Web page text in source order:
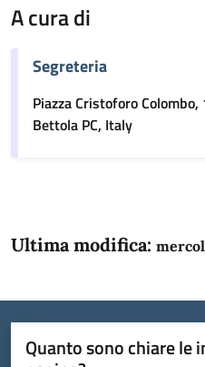
A cura di
Segreteria
Piazza Cristoforo
Bettola PC, Italy
Ultima modifica:
Quanto sono chiare le